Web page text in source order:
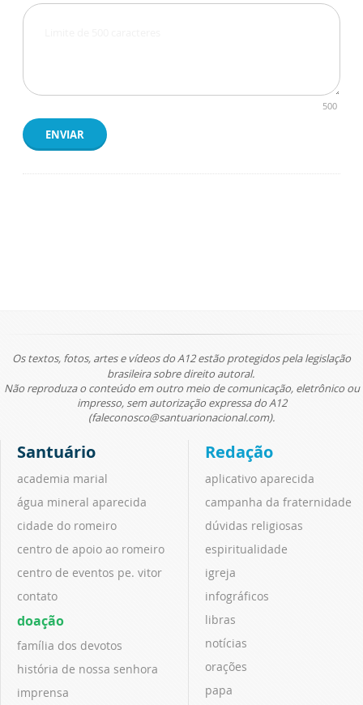
500
ENVIAR
Os textos, fotos, artes e vídeos do A12 estão protegidos pela legislação
brasileira sobre direito autoral.
Não reproduza o conteúdo em outro meio de comunicação, eletrônico ou
impresso, sem autorização expressa do A12
(faleconosco@santuarionacional.com).
Santuário
academia marial
água mineral aparecida
cidade do romeiro
centro de apoio ao romeiro
centro de eventos pe. vitor
contato
doação
família dos devotos
história de nossa senhora
imprensa
Redação
aplicativo aparecida
campanha da fraternidade
dúvidas religiosas
espiritualidade
igreja
infográficos
libras
notícias
orações
papa